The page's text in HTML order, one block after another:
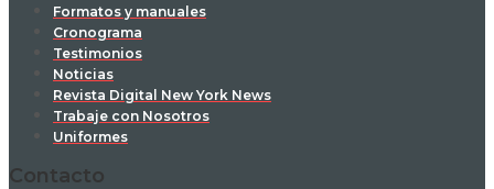
Formatos y manuales
Cronograma
Testimonios
Noticias
Revista Digital New York News
Trabaje con Nosotros
Uniformes
Contacto